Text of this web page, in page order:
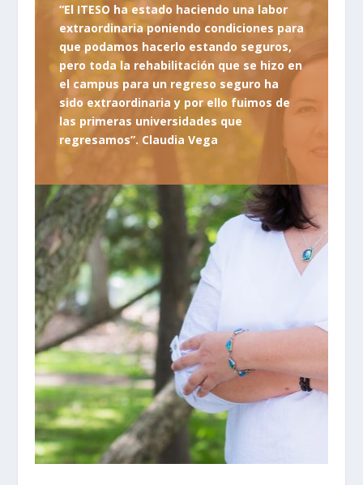
“El ITESO ha estado haciendo una labor
extraordinaria poniendo condiciones para
que podamos hacerlo estando seguros,
pero toda la rehabilitación que se hizo en
el campus para un regreso seguro ha
sido extraordinaria y por ello fuimos de
las primeras universidades que
regresamos”. Claudia Vega